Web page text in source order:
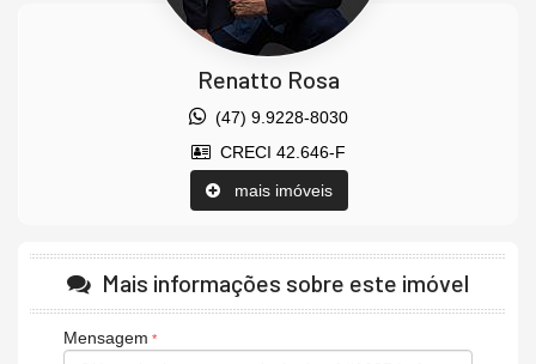
Acabamento em Gesso
Características do Empreendimento
Playground
Gás Central
Elevador
Horta
Renatto Rosa
(47) 9.9228-8030
CRECI 42.646-F
mais imóveis
Mais informações sobre este imóvel
Mensagem